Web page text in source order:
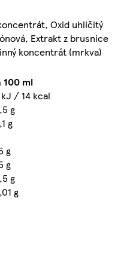
Oxid uhličitý
Extrakt z brusnice
koncentrát (mrkva)
100 ml
kJ / 14 kcal
g
g
g
g
g
g